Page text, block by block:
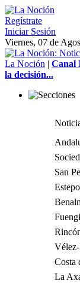
Regístrate
Iniciar Sesión
Viernes, 07 de
La Noción | Canal
la decisión...
San
Costa
La